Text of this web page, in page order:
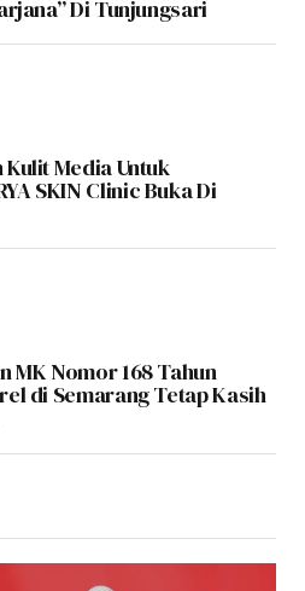
Di Tunjungsari
Media Untuk
SKIN Clinic Buka Di
MK Nomor 168 Tahun
di Semarang Tetap Kasih